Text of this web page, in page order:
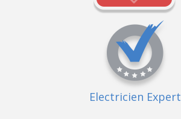
Electricien Expert